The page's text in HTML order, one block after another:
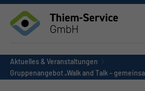
Aktuelles & Veranstaltungen
Gruppenangebot „Walk and Talk –